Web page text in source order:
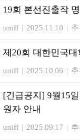
19회 본선진출작
uniff | 2025.11.10 |
제20회 대한민국
uniff | 2025.10.06 |
[긴급공지] 9월15
원자 안내
uniff | 2025.09.17 |